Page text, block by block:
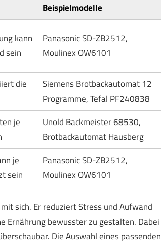
Beispielmodelle
kann
sein
Panasonic SD-ZB2512,
Moulinex OW6101
die
Siemens Brotbackautomat 12
Programme, Tefal PF240838
je
Unold Backmeister 68530,
Brotbackautomat Hausberg
je
sein
Panasonic SD-ZB2512,
Moulinex OW6101
sich. Er reduziert Stress und Aufwand
Ernährung bewusster zu gestalten. Dabei
Die Auswahl eines passenden